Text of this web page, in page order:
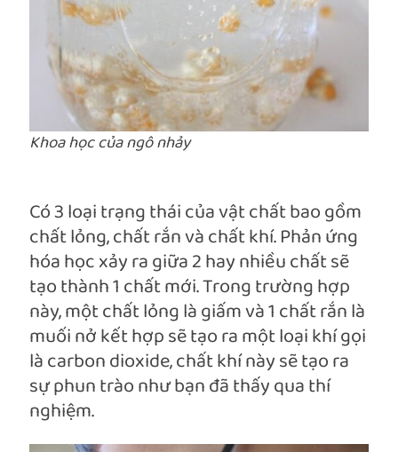
Khoa học của ngô nhảy
Có 3 loại trạng thái của vật chất bao gồm
chất lỏng, chất rắn và chất khí. Phản ứng
hóa học xảy ra giữa 2 hay nhiều chất sẽ
tạo thành 1 chất mới. Trong trường hợp
này, một chất lỏng là giấm và 1 chất rắn là
muối nở kết hợp sẽ tạo ra một loại khí gọi
là carbon dioxide, chất khí này sẽ tạo ra
sự phun trào như bạn đã thấy qua thí
nghiệm.